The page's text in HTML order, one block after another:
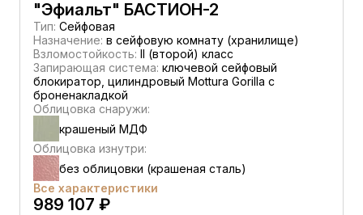
"Эфиальт" БАСТИОН-2
Тип: Сейфовая
Назначение: в сейфовую комнату (хранилище)
Взломостойкость: II (второй) класс
Запирающая система: ключевой сейфовый
блокиратор, цилиндровый Mottura Gorilla с
броненакладкой
Облицовка снаружи:
крашеный МДФ
Облицовка изнутри:
без облицовки (крашеная сталь)
Все характеристики
989 107 ₽